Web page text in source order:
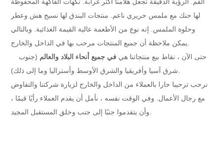
لها حنك مع ملمس حريري ناعم. منتجات البندق لها نسيج هش وعطر
وحلوة الملمس. إنه نوع من الأطعمة عالية القيمة الغذائية. وبالتالي
حتى الآن ، نقاط بيع منتجاتنا هي في جميع أنحاء البلاد والعالم (جنوب
نرحب ترحيبا حارا بالعملاء من الداخل والخارج لزيارة شركتنا والتفاوض
مع رجال الأعمال. وفي الوقت نفسه ، نأمل أن يقدم العملاء رأيًا قيمًا ،